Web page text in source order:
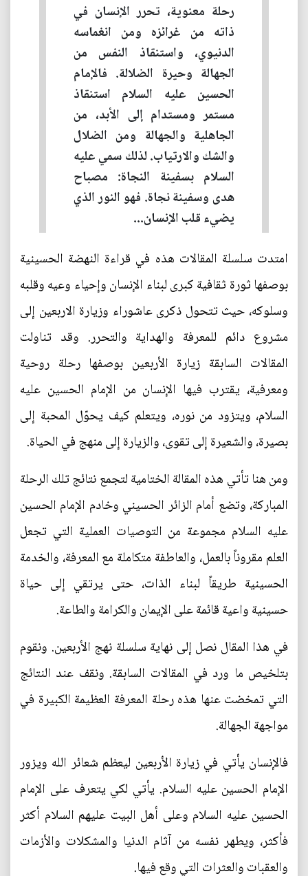
رحلة معنوية، تحرر الإنسان في
ذاته من غرائزه ومن انغماسه
الدنيوي، واستنقاذ النفس من
الجهالة وحيرة الضلالة. فالإمام
الحسين عليه السلام استنقاذ
مستمر ومستدام إلى الأبد، من
الجاهلية والجهالة ومن الضلال
والشك والارتياب. لذلك سمي عليه
السلام بسفينة النجاة: مصباح
هدى وسفينة نجاة. فهو النور الذي
يضيء قلب الإنسان...
امتدت سلسلة المقالات هذه في قراءة النهضة الحسينية
بوصفها ثورة ثقافية كبرى لبناء الإنسان وإحياء وعيه وقلبه
وسلوكه، حيث تتحول ذكرى عاشوراء وزيارة الاربعين إلى
مشروع دائم للمعرفة والهداية والتحرر. وقد تناولت
المقالات السابقة زيارة الأربعين بوصفها رحلة روحية
ومعرفية، يقترب فيها الإنسان من الإمام الحسين عليه
السلام، ويتزود من نوره، ويتعلم كيف يحوّل المحبة إلى
بصيرة، والشعيرة إلى تقوى، والزيارة إلى منهج في الحياة.
ومن هنا تأتي هذه المقالة الختامية لتجمع نتائج تلك الرحلة
المباركة، وتضع أمام الزائر الحسيني وخادم الإمام الحسين
عليه السلام مجموعة من التوصيات العملية التي تجعل
العلم مقروناً بالعمل، والعاطفة متكاملة مع المعرفة، والخدمة
الحسينية طريقاً لبناء الذات، حتى يرتقي إلى حياة
حسينية واعية قائمة على الإيمان والكرامة والطاعة.
في هذا المقال نصل إلى نهاية سلسلة نهج الأربعين. ونقوم
بتلخيص ما ورد في المقالات السابقة. ونقف عند النتائج
التي تمخضت عنها هذه رحلة المعرفة العظيمة الكبيرة في
مواجهة الجهالة.
فالإنسان يأتي في زيارة الأربعين ليعظم شعائر الله ويزور
الإمام الحسين عليه السلام. يأتي لكي يتعرف على الإمام
الحسين عليه السلام وعلى أهل البيت عليهم السلام أكثر
فأكثر، ويطهر نفسه من آثام الدنيا والمشكلات والأزمات
والعقبات والعثرات التي وقع فيها.